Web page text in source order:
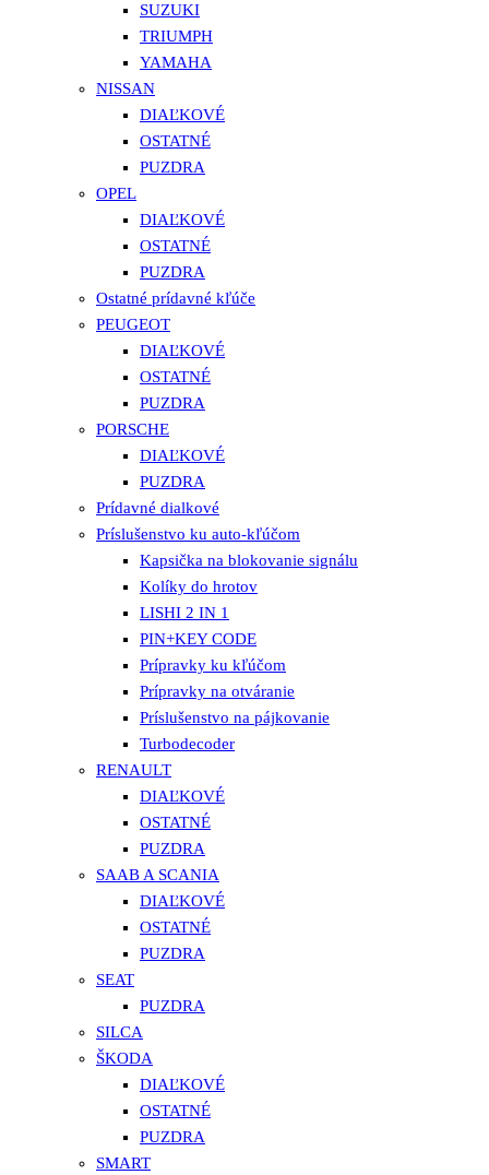
SUZUKI
TRIUMPH
YAMAHA
NISSAN
DIAĽKOVÉ
OSTATNÉ
PUZDRA
OPEL
DIAĽKOVÉ
OSTATNÉ
PUZDRA
Ostatné prídavné kľúče
PEUGEOT
DIAĽKOVÉ
OSTATNÉ
PUZDRA
PORSCHE
DIAĽKOVÉ
PUZDRA
Prídavné dialkové
Príslušenstvo ku auto-kľúčom
Kapsička na blokovanie signálu
Kolíky do hrotov
LISHI 2 IN 1
PIN+KEY CODE
Prípravky ku kľúčom
Prípravky na otváranie
Príslušenstvo na pájkovanie
Turbodecoder
RENAULT
DIAĽKOVÉ
OSTATNÉ
PUZDRA
SAAB A SCANIA
DIAĽKOVÉ
OSTATNÉ
PUZDRA
SEAT
PUZDRA
SILCA
ŠKODA
DIAĽKOVÉ
OSTATNÉ
PUZDRA
SMART